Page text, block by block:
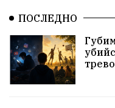
истина арест
замърсяване
прозрачност
ПОСЛЕДНО